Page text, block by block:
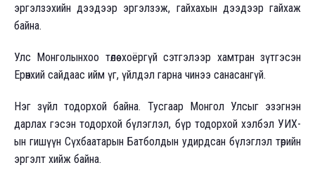
эргэлзэхийн дээдээр эргэлзэж, гайхахын дээдээр гайхаж
байна.
Улс Монголынхоо төлөө хоёргүй сэтгэлээр хамтран зүтгэсэн
Ерөнхий сайдаас ийм үг, үйлдэл гарна чинээ санасангүй.
Нэг зүйл тодорхой байна. Тусгаар Монгол Улсыг эзэгнэн
дарлах гэсэн тодорхой бүлэглэл, бүр тодорхой хэлбэл УИХ-
ын гишүүн Сүхбаатарын Батболдын удирдсан бүлэглэл төрийн
эргэлт хийж байна.